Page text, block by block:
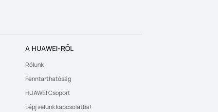
A HUAWEI-RŐL
Rólunk
Fenntarthatóság
HUAWEI Csoport
Lépj velünk kapcsolatba!